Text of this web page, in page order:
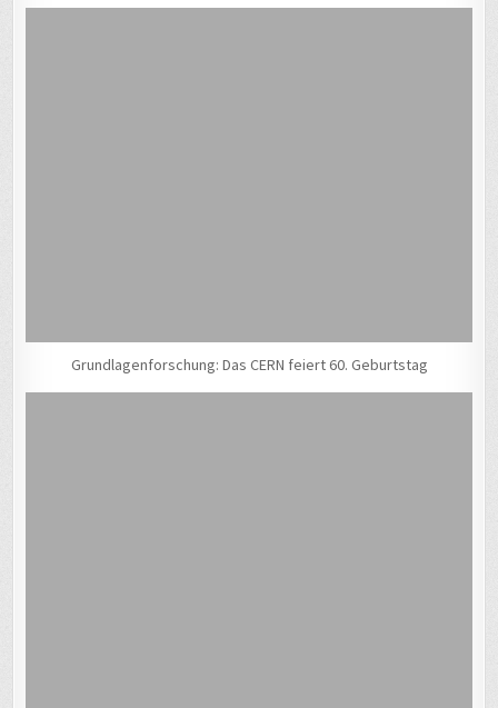
Grundlagenforschung: Das CERN feiert 60. Geburtstag